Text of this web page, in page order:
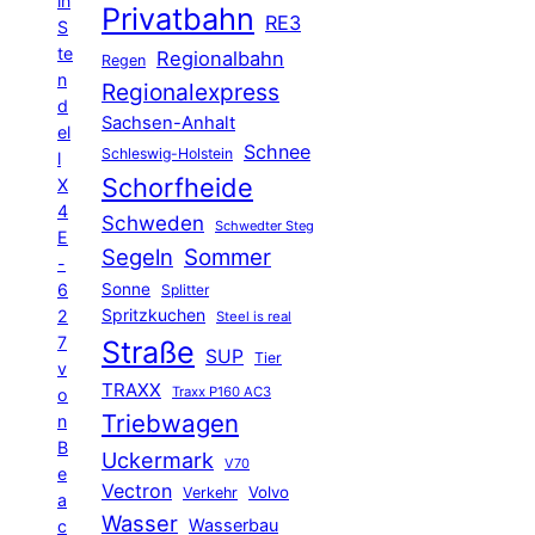
S
te
n
d
el
l
X
4
E
-
6
2
7
v
o
n
B
e
a
c
Privatbahn RE3
Regen Regionalbahn
Regionalexpress
Sachsen-Anhalt
Schleswig-Holstein Schnee
Schorfheide
Schweden Schwedter Steg
Segeln Sommer
Sonne Splitter
Spritzkuchen Steel is real
Straße SUP Tier
TRAXX Traxx P160 AC3
Triebwagen
Uckermark V70
Vectron Verkehr Volvo
Wasser Wasserbau